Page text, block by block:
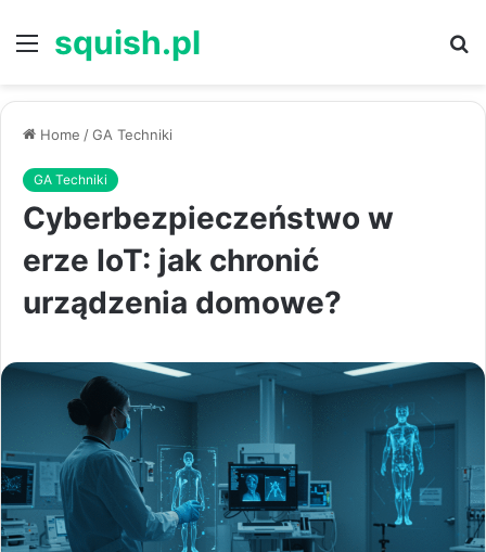
Menu
squish.pl
Home /GA Techniki
GA Techniki
Cyberbezpieczeństwo w
erze IoT: jak chronić
urządzenia domowe?